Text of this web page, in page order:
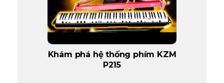
Khám phá hệ thống phím KZM
P215